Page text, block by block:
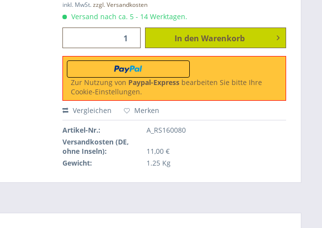
inkl. MwSt.zzgl. Versandkosten
Versand nach ca. 5 - 14 Werktagen.
In den Warenkorb
Zur Nutzung von Paypal-Expressbearbeiten Sie bitte Ihre
Cookie-Einstellungen.
Vergleichen
Merken
Artikel-Nr.:
A_RS160080
Versandkosten (DE,
ohne Inseln):
11,00 €
Gewicht:
1.25 Kg